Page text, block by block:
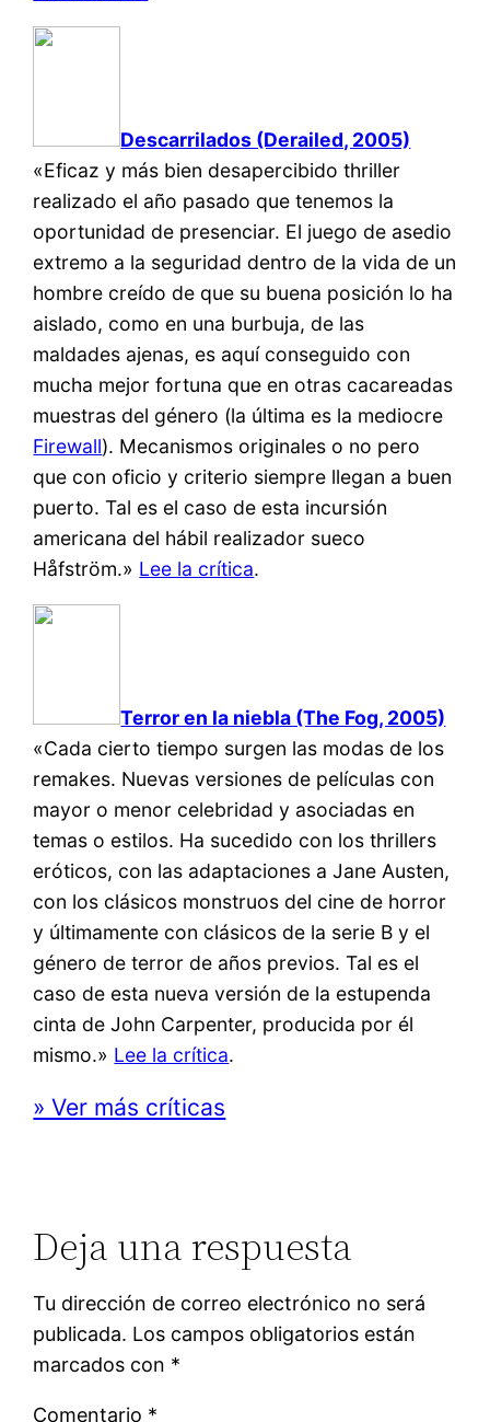
Descarrilados (Derailed, 2005)
«Eficaz y más bien desapercibido thriller
realizado el año pasado que tenemos la
oportunidad de presenciar. El juego de asedio
extremo a la seguridad dentro de la vida de un
hombre creído de que su buena posición lo ha
aislado, como en una burbuja, de las
maldades ajenas, es aquí conseguido con
mucha mejor fortuna que en otras cacareadas
muestras del género (la última es la mediocre
Firewall). Mecanismos originales o no pero
que con oficio y criterio siempre llegan a buen
puerto. Tal es el caso de esta incursión
americana del hábil realizador sueco
Håfström.» Lee la crítica.
Terror en la niebla (The Fog, 2005)
«Cada cierto tiempo surgen las modas de los
remakes. Nuevas versiones de películas con
mayor o menor celebridad y asociadas en
temas o estilos. Ha sucedido con los thrillers
eróticos, con las adaptaciones a Jane Austen,
con los clásicos monstruos del cine de horror
y últimamente con clásicos de la serie B y el
género de terror de años previos. Tal es el
caso de esta nueva versión de la estupenda
cinta de John Carpenter, producida por él
mismo.» Lee la crítica.
» Ver más críticas
Deja una respuesta
Tu dirección de correo electrónico no será
publicada. Los campos obligatorios están
marcados con *
Comentario *